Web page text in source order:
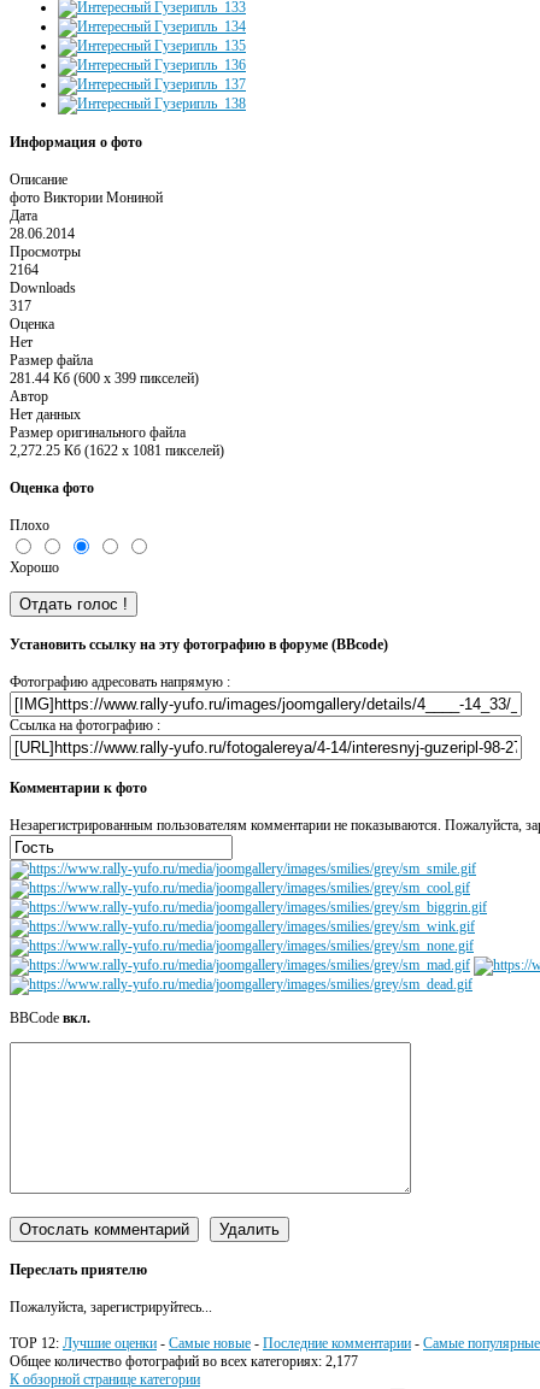
Информация о фото
Описание
фото Виктории Мониной
Дата
28.06.2014
Просмотры
2164
Downloads
317
Оценка
Нет
Размер файла
281.44 Кб (600 x 399 пикселей)
Автор
Нет данных
Размер оригинального файла
2,272.25 Кб (1622 x 1081 пикселей)
Оценка фото
Плохо
Хорошо
Установить ссылку на эту фотографию в форуме (BBcode)
Фотографию адресовать напрямую :
Ссылка на фотографию :
Комментарии к фото
Незарегистрированным пользователям комментарии не показываются. Пожалуйста,
BBCode вкл.
Переслать приятелю
Пожалуйста, зарегистрируйтесь...
TOP 12: Лучшие оценки - Самые новые - Последние комментарии - Самые популярные
Общее количество фотографий во всех категориях: 2,177
К обзорной странице категории